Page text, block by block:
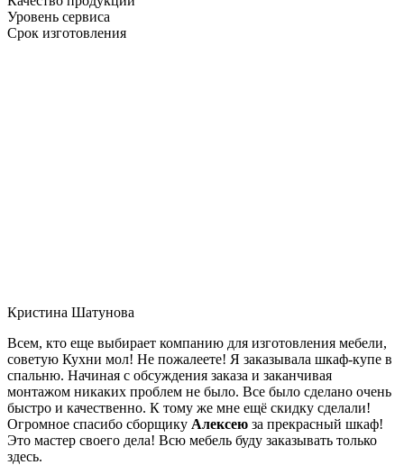
Уровень сервиса
Срок изготовления
Кристина Шатунова
Всем, кто еще выбирает компанию для изготовления мебели,
советую Кухни мол! Не пожалеете! Я заказывала шкаф-купе в
спальню. Начиная с обсуждения заказа и заканчивая
монтажом никаких проблем не было. Все было сделано очень
быстро и качественно. К тому же мне ещё скидку сделали!
Огромное спасибо сборщику Алексею за прекрасный шкаф!
Это мастер своего дела! Всю мебель буду заказывать только
здесь.